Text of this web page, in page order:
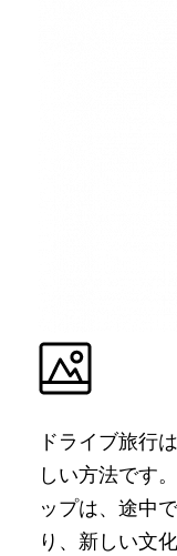
ドライブ旅行
しい方法です。
ップは、途中
り、新しい文